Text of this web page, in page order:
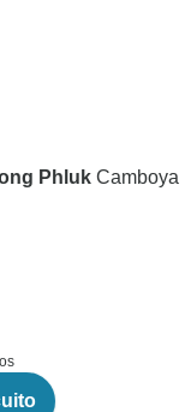
Phluk Camboya